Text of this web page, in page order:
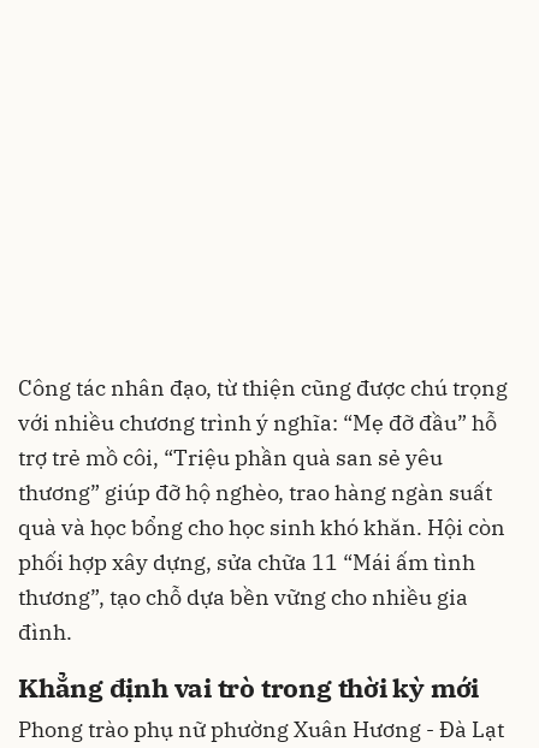
Công tác nhân đạo, từ thiện cũng được chú trọng
với nhiều chương trình ý nghĩa: “Mẹ đỡ đầu” hỗ
trợ trẻ mồ côi, “Triệu phần quà san sẻ yêu
thương” giúp đỡ hộ nghèo, trao hàng ngàn suất
quà và học bổng cho học sinh khó khăn. Hội còn
phối hợp xây dựng, sửa chữa 11 “Mái ấm tình
thương”, tạo chỗ dựa bền vững cho nhiều gia
đình.
Khẳng định vai trò trong thời kỳ mới
Phong trào phụ nữ phường Xuân Hương - Đà Lạt